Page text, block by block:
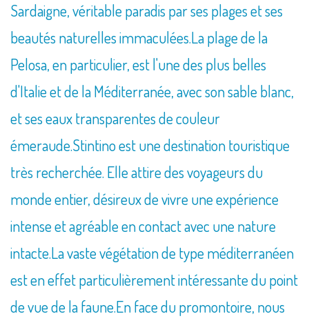
Sardaigne, véritable paradis par ses plages et ses
beautés naturelles immaculées.La plage de la
Pelosa, en particulier, est l'une des plus belles
d'Italie et de la Méditerranée, avec son sable blanc,
et ses eaux transparentes de couleur
émeraude.Stintino est une destination touristique
très recherchée. Elle attire des voyageurs du
monde entier, désireux de vivre une expérience
intense et agréable en contact avec une nature
intacte.La vaste végétation de type méditerranéen
est en effet particulièrement intéressante du point
de vue de la faune.En face du promontoire, nous